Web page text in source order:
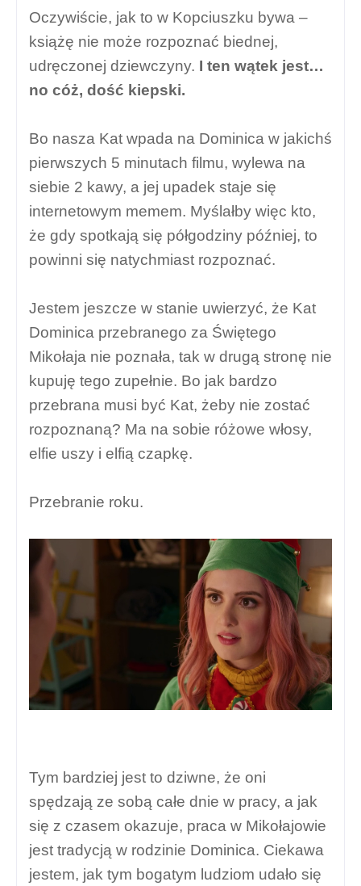
Oczywiście, jak to w Kopciuszku bywa –
książę nie może rozpoznać biednej,
udręczonej dziewczyny. I ten wątek jest…
no cóż, dość kiepski.
Bo nasza Kat wpada na Dominica w jakichś
pierwszych 5 minutach filmu, wylewa na
siebie 2 kawy, a jej upadek staje się
internetowym memem. Myślałby więc kto,
że gdy spotkają się półgodziny później, to
powinni się natychmiast rozpoznać.
Jestem jeszcze w stanie uwierzyć, że Kat
Dominica przebranego za Świętego
Mikołaja nie poznała, tak w drugą stronę nie
kupuję tego zupełnie. Bo jak bardzo
przebrana musi być Kat, żeby nie zostać
rozpoznaną? Ma na sobie różowe włosy,
elfie uszy i elfią czapkę.
Przebranie roku.
Tym bardziej jest to dziwne, że oni
spędzają ze sobą całe dnie w pracy, a jak
się z czasem okazuje, praca w Mikołajowie
jest tradycją w rodzinie Dominica. Ciekawa
jestem, jak tym bogatym ludziom udało się